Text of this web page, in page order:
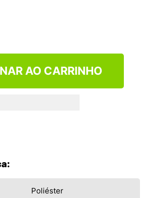
AO CARRINHO
Poliéster